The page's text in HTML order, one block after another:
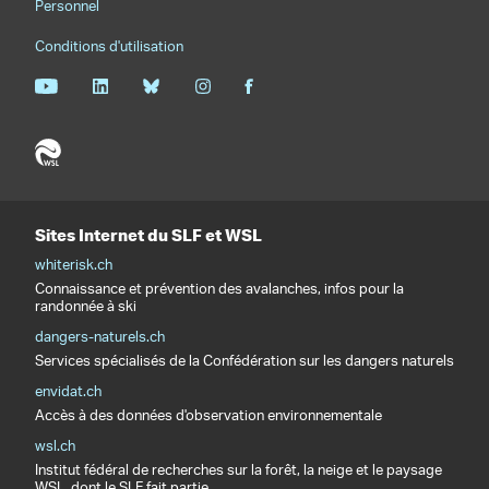
Personnel
Conditions d'utilisation
Sites Internet du SLF et WSL
whiterisk.ch
Connaissance et prévention des avalanches, infos pour la
randonnée à ski
dangers-naturels.ch
Services spécialisés de la Confédération sur les dangers naturels
envidat.ch
Accès à des données d'observation environnementale
wsl.ch
Institut fédéral de recherches sur la forêt, la neige et le paysage